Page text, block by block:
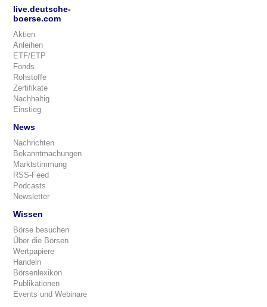
live.deutsche-
boerse.com
Aktien
Anleihen
ETF/ETP
Fonds
Rohstoffe
Zertifikate
Nachhaltig
Einstieg
News
Nachrichten
Bekanntmachungen
Marktstimmung
RSS-Feed
Podcasts
Newsletter
Wissen
Börse besuchen
Über die Börsen
Wertpapiere
Handeln
Börsenlexikon
Publikationen
Events und Webinare